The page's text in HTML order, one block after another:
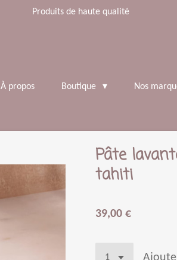
Produits de haute qualité
À propos Boutique Nos
Pâte
tahiti
39,00 €